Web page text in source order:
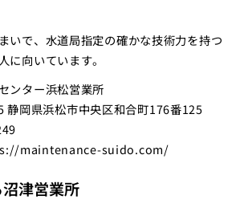
いで、水道局指定の確かな技術力を持つ
に向いています。
ンター浜松営業所
静岡県浜松市中央区和合町176番125
maintenance-suido.com/
津営業所